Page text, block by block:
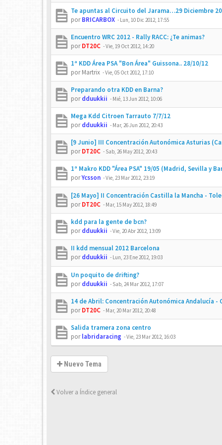
Te apuntas al Circuito del Jarama…29 Diciembre
porBRICARBOX - Lun, 10 Dic 2012, 17:55
Encuentro WRC 2012 - Rally RACC: ¿Te animas?
porDT20C -Vie, 19 Oct 2012, 14:20
1ª KDD Área PSA "Bon Área" Guissona.. 28/10/12
porMartrix -Vie, 05 Oct 2012, 17:10
Preparando otra KDD en Barna?
pordduukkii - Mié, 13 Jun 2012, 10:06
Mega Kdd Citroen Tarrauto 7/7/12
pordduukkii - Mar, 26 Jun 2012, 20:43
[9 Junio] III Concentración Autonómica Asturias
porDT20C - Sab, 26 May 2012, 20:43
1ª Makro KDD "Área PSA" 19/05 (Madrid, Sevilla y
porYcsson -Vie, 23 Mar 2012, 23:19
[26 Mayo] II Concentración Castilla la Mancha -
porDT20C - Mar, 15 May 2012, 18:49
kdd para la gente de bcn?
pordduukkii -Vie, 20 Abr 2012, 13:09
II kdd mensual 2012 Barcelona
pordduukkii - Lun, 23 Ene 2012, 19:03
Un poquito de drifting?
pordduukkii - Sab, 24 Mar 2012, 17:07
14 de Abril: Concentración Autonómica Andalucía -
porDT20C - Mar, 20 Mar 2012, 20:48
Salida tramera zona centro
porlabridaracing -Vie, 23 Mar 2012, 16:03
Nuevo Tema
Volver a Índice general